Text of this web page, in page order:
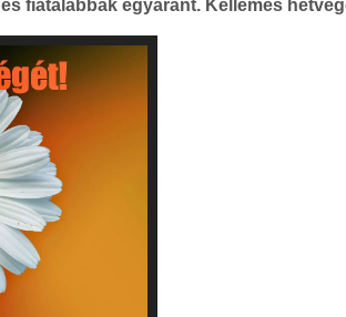
és fiatalabbak egyaránt. Kellemes